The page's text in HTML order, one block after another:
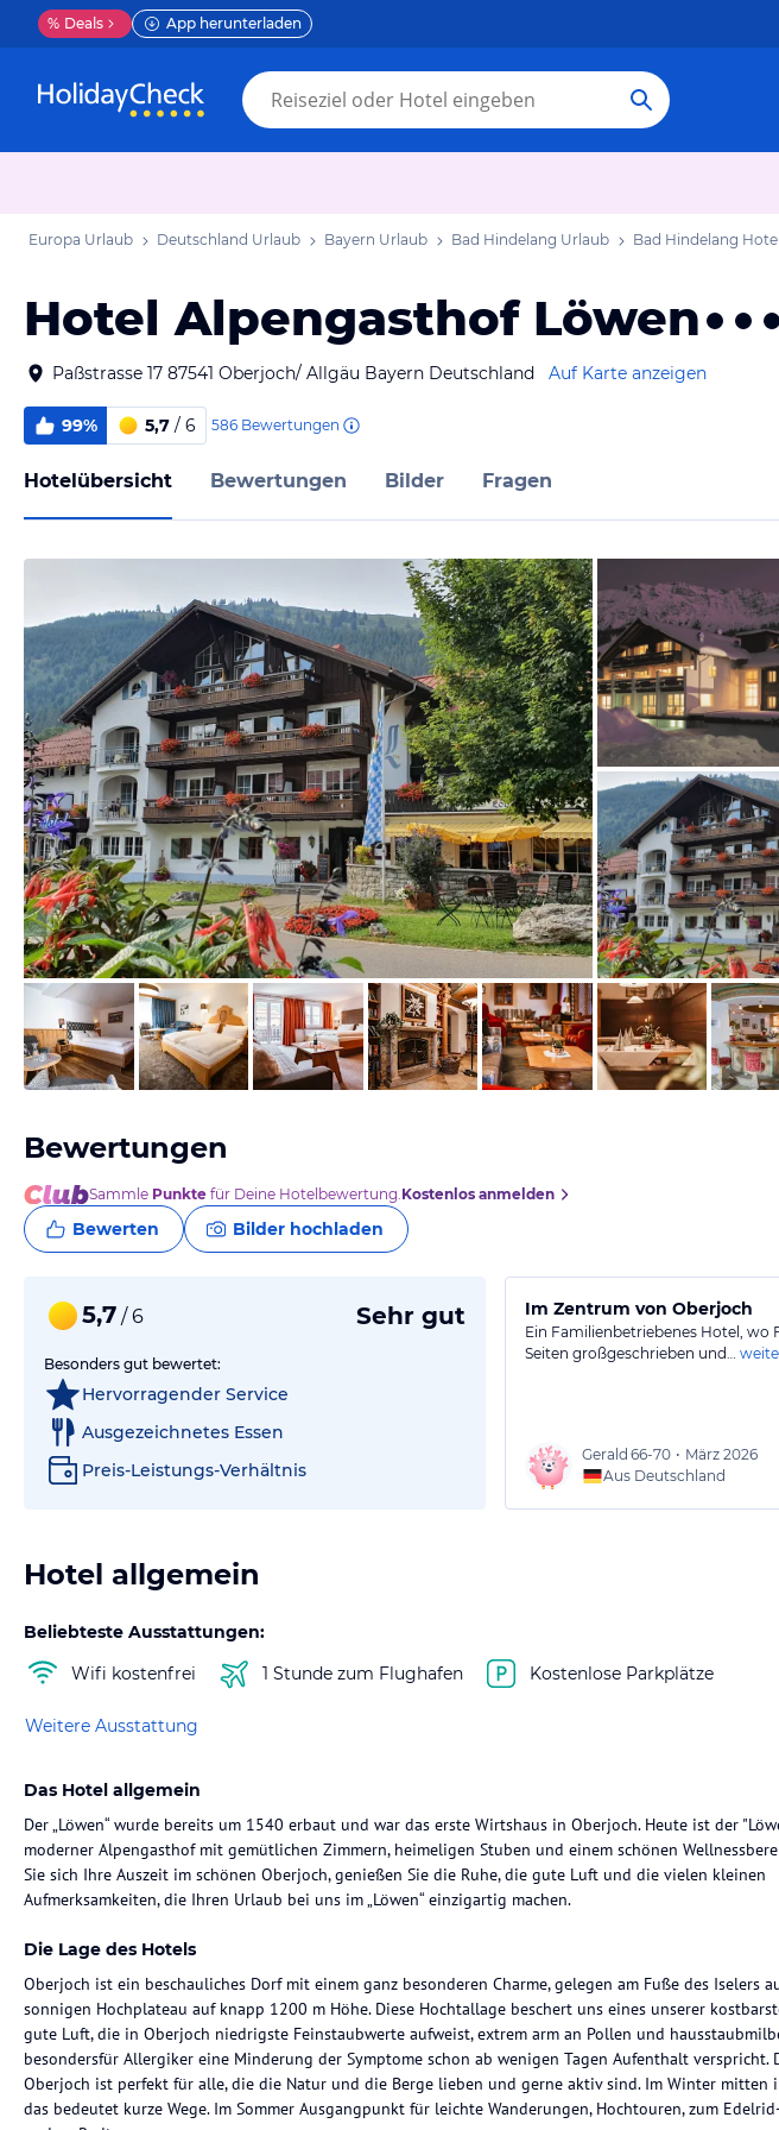
% Deals App herunterladen
Europa Urlaub Deutschland Urlaub Bayern Urlaub Bad Hindelang Urlaub Bad Hindelang
Hotel Alpengasthof Löwen
Paßstrasse 17 87541 Oberjoch/ Allgäu Bayern Deutschland Auf Karte anzeigen
99% 5,7 / 6 586 Bewertungen
Hotelübersicht Bewertungen Bilder Fragen
vom Hotelier, August 2020
vom Hotelier,
vom Hotelier,
Bewertungen
Sammle Punkte für Deine Hotelbewertung.Kostenlos anmelden
Bewerten Bilder hochladen
5,7 / 6 Sehr gut
Besonders gut bewertet:
Hervorragender Service
Ausgezeichnetes Essen
Preis-Leistungs-Verhältnis
Im Zentrum von Oberjoch
Ein Familienbetriebenes Hotel, wo
Seiten großgeschrieben und…
Gerald 66-70 • März 2026
Aus Deutschland
Hotel allgemein
Beliebteste Ausstattungen:
Wifi kostenfrei
1 Stunde zum Flughafen Kostenlose Parkplätze
Weitere Ausstattung
Das Hotel allgemein
Der „Löwen“ wurde bereits um 1540 erbaut und war das erste Wirtshaus in Oberjoch. Heute ist der
moderner Alpengasthof mit gemütlichen Zimmern, heimeligen Stuben und einem schönen
Sie sich Ihre Auszeit im schönen Oberjoch, genießen Sie die Ruhe, die gute Luft und die vielen kleinen
Aufmerksamkeiten, die Ihren Urlaub bei uns im „Löwen“ einzigartig machen.
Die Lage des Hotels
Oberjoch ist ein beschauliches Dorf mit einem ganz besonderen Charme, gelegen am Fuße des Iselers
sonnigen Hochplateau auf knapp 1200 m Höhe. Diese Hochtallage beschert uns eines unserer
gute Luft, die in Oberjoch niedrigste Feinstaubwerte aufweist, extrem arm an Pollen und
besondersfür Allergiker eine Minderung der Symptome schon ab wenigen Tagen Aufenthalt verspricht.
Oberjoch ist perfekt für alle, die die Natur und die Berge lieben und gerne aktiv sind. Im Winter mitten
das bedeutet kurze Wege. Im Sommer Ausgangpunkt für leichte Wanderungen, Hochtouren, zum